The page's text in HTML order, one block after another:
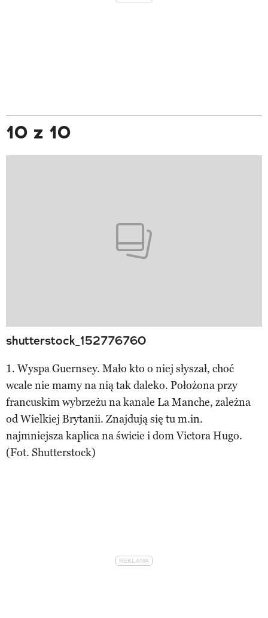
10 z 10
shutterstock_152776760
1. Wyspa Guernsey. Mało kto o niej słyszał, choć
wcale nie mamy na nią tak daleko. Położona przy
francuskim wybrzeżu na kanale La Manche, zależna
od Wielkiej Brytanii. Znajdują się tu m.in.
najmniejsza kaplica na świcie i dom Victora Hugo.
(Fot. Shutterstock)